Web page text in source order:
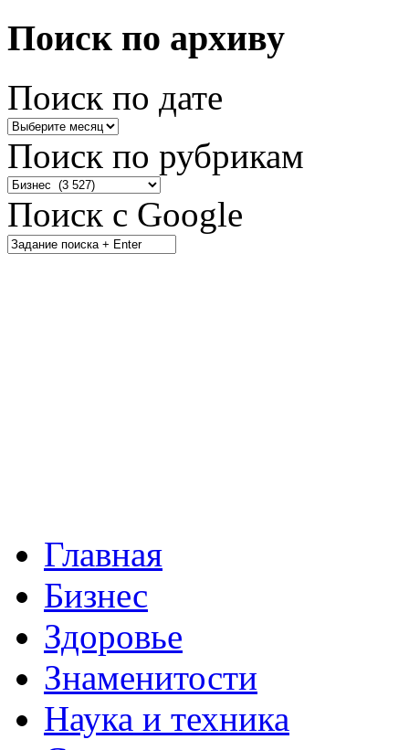
Поиск по архиву
Поиск по дате
Поиск по рубрикам
Поиск с Google
Главная
Бизнес
Здоровье
Знаменитости
Наука и техника